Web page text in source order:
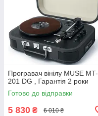
Програвач вінілу MUSE MT-
201 DG , Гарантія 2 роки
Готово до відправки
5 830 ₴ 6 010 ₴